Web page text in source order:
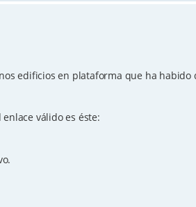
edificios en plataforma que ha habido
válido es éste: